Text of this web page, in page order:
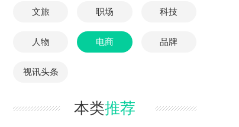
文旅 职场 科技
人物 电商 品牌
视讯头条
本类推荐